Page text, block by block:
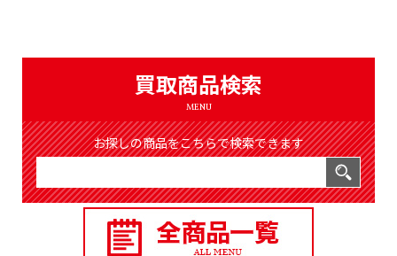
買取商品検索
MENU
お探しの商品をこちらで検索できます